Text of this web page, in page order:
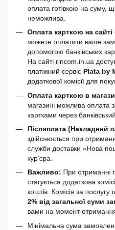
оплата готівкою на суму,
неможлива.
Оплата карткою на
можете оплатити ваше
допомогою банківських
На сайті rincom.in.ua
платіжний сервіс Plata by
додаткової комісії для
Оплата карткою в
магазині можлива оплата
картками через
Післяплата (Накладний
здійснюється при
служби доставки «Нова
кур'єра.
Важливо: При отриманні
стягується додаткова
коштів. Комісія за послугу
2% від загальної суми
вами на момент
Мінімальна сума